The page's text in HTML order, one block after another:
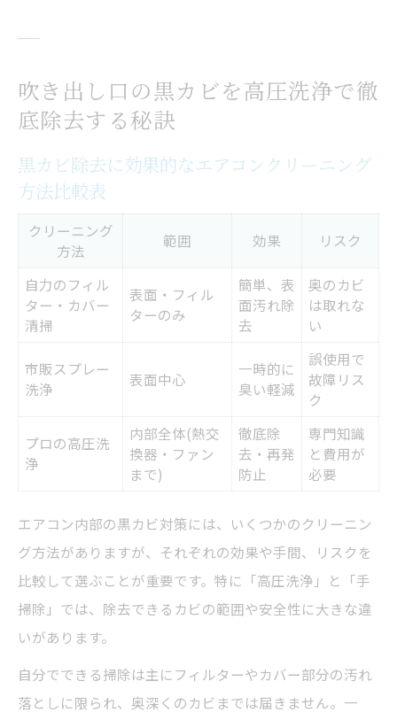
吹き出し口の黒カビを高圧洗浄で徹
底除去する秘訣
黒カビ除去に効果的なエアコンクリーニング
方法比較表
クリーニング
方法
範囲 効果 リスク
自力のフィル
ター・カバー
清掃
表面・フィル
ターのみ
簡単、表
面汚れ除
去
奥のカビ
は取れな
い
市販スプレー
洗浄
表面中心
一時的に
臭い軽減
誤使用で
故障リス
ク
プロの高圧洗
浄
内部全体(熱交
換器・ファン
まで)
徹底除
去・再発
防止
専門知識
と費用が
必要
エアコン内部の黒カビ対策には、いくつかのクリーニン
グ方法がありますが、それぞれの効果や手間、リスクを
比較して選ぶことが重要です。特に「高圧洗浄」と「手
掃除」では、除去できるカビの範囲や安全性に大きな違
いがあります。
自分でできる掃除は主にフィルターやカバー部分の汚れ
落としに限られ、奥深くのカビまでは届きません。一